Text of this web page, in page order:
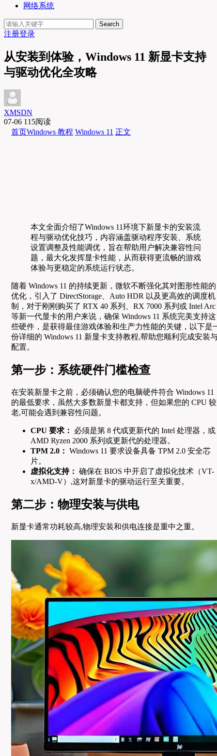
网络系统
Search
注册登录
从安装到体验，Windows 11 新显卡支持
与驱动优化全攻略
XMSDN
07-06 115阅读
首页Windows 教程 Windows 11 正文
本文全面介绍了Windows 11环境下新显卡的安装流
程与驱动优化技巧，内容涵盖驱动程序安装、系统
设置调整及性能调优，旨在帮助用户解决兼容性问
题，最大化发挥显卡性能，从而获得更流畅的游戏
体验与更稳定的系统运行状态。
随着 Windows 11 的持续更新，微软不断强化其对图形性能的
优化，引入了 DirectStorage、Auto HDR 以及更高效的调度机
制，对于刚刚购买了 RTX 40 系列、RX 7000 系列或 Intel Arc
等新一代显卡的用户来说，确保 Windows 11 系统完美支持这
些硬件，是获得最佳游戏体验和生产力性能的关键，以下是
份详细的 Windows 11 新显卡支持教程,帮助您顺利完成安装
配置。
第一步：系统硬件门槛检查
在安装新显卡之前，必须确认您的电脑硬件符合 Windows 11
的最低要求，虽然大多数新显卡都支持，但如果您的 CPU 较
老,可能会遇到兼容性问题。
CPU 要求：
必须是第 8 代或更新代的 Intel 处理器，或
AMD Ryzen 2000 系列或更新代的处理器。
TPM 2.0： Windows 11 要求设备具备 TPM 2.0 安全芯
片。
虚拟化支持： 确保在 BIOS 中开启了虚拟化技术（VT-
x/AMD-V）,这对新显卡的驱动运行至关重要。
第二步：物理安装与供电
新显卡通常功耗较高,物理安装和供电连接是重中之重。